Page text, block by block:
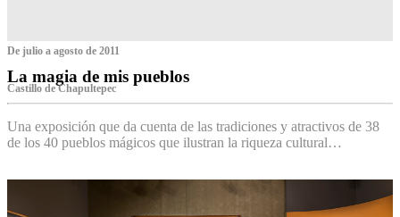
De julio a agosto de 2011
La magia de mis pueblos
Castillo de Chapultepec
Una exposición que da cuenta de las tradiciones y atractivos de 38
de los 40 pueblos mágicos que ilustran la riqueza cultural…